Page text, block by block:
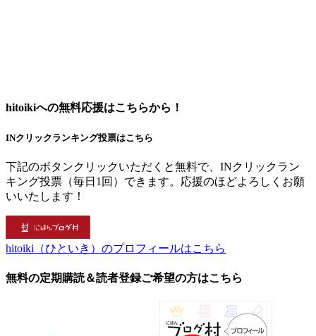
hitoikiへの無料応援はこちらから！
INクリックランキング投票はこちら
下記のボタンクリックいただくと無料で、INクリックラン
キング投票（毎日1回）できます。応援のほどよろしくお願
いいたします！
hitoiki（ひといき）のプロフィールはこちら
無料の定期購読＆読者登録ご希望の方はこちら